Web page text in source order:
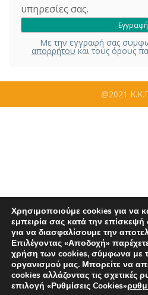
υπηρεσίες σας.
Με την εγγραφή σας
απορρήτουκαι τους όρους
@2021
Χρησιμοποιούμε cookies για να
εμπειρία σας κατά την επίσκεψή
για να διασφαλίσουμε την
Επιλέγοντας «Αποδοχή»
χρήση των cookies, σύμφωνα με
οργανισμού μας. Μπορείτε να
cookies αλλάζοντας τις σχετικές
επιλογή «Ρυθμίσεις Cookies»